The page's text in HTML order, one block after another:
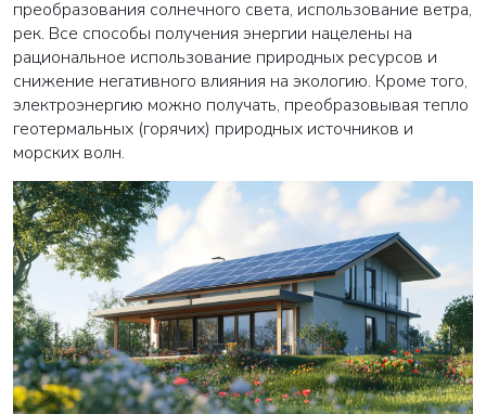
преобразования солнечного света, использование ветра,
рек. Все способы получения энергии нацелены на
рациональное использование природных ресурсов и
снижение негативного влияния на экологию. Кроме того,
электроэнергию можно получать, преобразовывая тепло
геотермальных (горячих) природных источников и
морских волн.